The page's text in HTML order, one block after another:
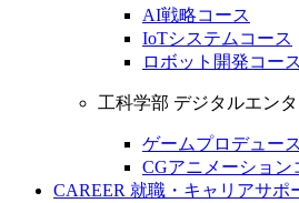
AI戦略コース
IoTシステムコース
ロボット開発コース
工科学部 デジタルエン
ゲームプロデュー
CGアニメーション
CAREER 就職・キャリアサポ